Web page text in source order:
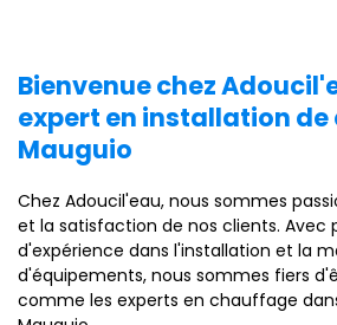
Bienvenue chez
expert en installation de
Mauguio
Chez Adoucil'eau, nous sommes
et la satisfaction de nos clients. Avec
d'expérience dans l'installation et la
d'équipements, nous sommes fiers
comme les experts en chauffage